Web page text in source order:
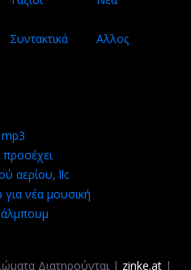
Συντακτικά
Αλλος
αερίου, llc
για νέα μουσική
άλμπουμ
Διατηρούνται | zinke.at |